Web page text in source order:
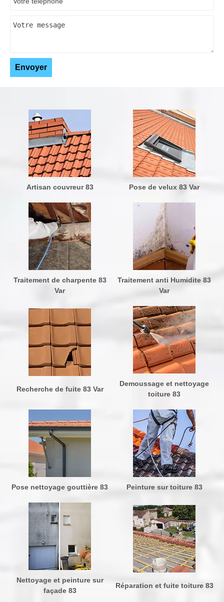
Artisan couvreur 83 Pose de velux 83 Var
Traitement de charpente 83
Var
Traitement anti Humidite 83
Var
Recherche de fuite 83 Var
Demoussage et nettoyage
toiture 83
Pose nettoyage gouttière 83 Peinture sur toiture 83
Nettoyage et peinture sur
façade 83
Réparation et fuite toiture 83